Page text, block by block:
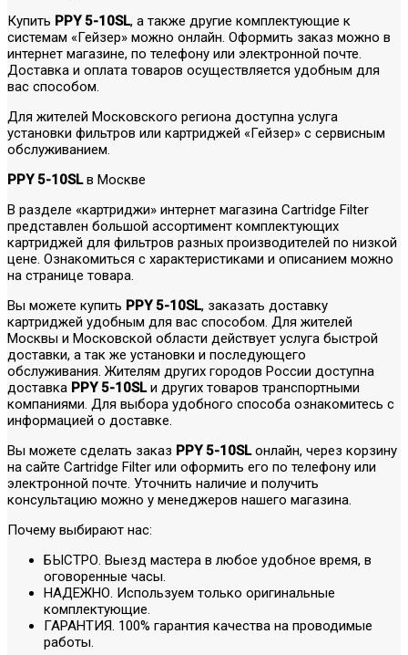
Купить PPY 5-10SL, а также другие комплектующие к
системам «Гейзер» можно онлайн. Оформить заказ можно в
интернет магазине, по телефону или электронной почте.
Доставка и оплата товаров осуществляется удобным для
вас способом.
Для жителей Московского региона доступна услуга
установки фильтров или картриджей «Гейзер» с сервисным
обслуживанием.
PPY 5-10SLв Москве
В разделе «картриджи» интернет магазина Cartridge Filter
представлен большой ассортимент комплектующих
картриджей для фильтров разных производителей по низкой
цене. Ознакомиться с характеристиками и описанием можно
на странице товара.
Вы можете купить PPY 5-10SL, заказать доставку
картриджей удобным для вас способом. Для жителей
Москвы и Московской области действует услуга быстрой
доставки, а так же установки и последующего
обслуживания. Жителям других городов России доступна
доставка PPY 5-10SLи других товаров транспортными
компаниями. Для выбора удобного способа ознакомитесь с
информацией о доставке.
Вы можете сделать заказ PPY 5-10SLонлайн, через корзину
на сайте Cartridge Filter или оформить его по телефону или
электронной почте. Уточнить наличие и получить
консультацию можно у менеджеров нашего магазина.
Почему выбирают нас:
БЫСТРО. Выезд мастера в любое удобное время, в
оговоренные часы.
НАДЕЖНО. Используем только оригинальные
комплектующие.
ГАРАНТИЯ. 100% гарантия качества на проводимые
работы.